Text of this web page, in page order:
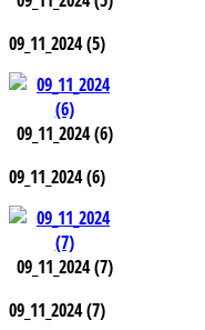
09_11_2024 (5)
09_11_2024 (6)
09_11_2024 (6)
09_11_2024 (7)
09_11_2024 (7)